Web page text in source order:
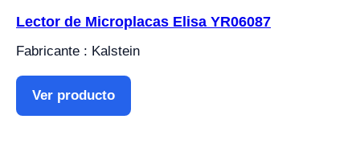
Lector de Microplacas Elisa YR06087
Fabricante : Kalstein
Ver producto